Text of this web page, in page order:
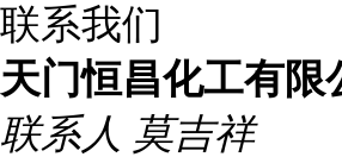
联系我们
天门恒昌化工有限
联系人 莫吉祥